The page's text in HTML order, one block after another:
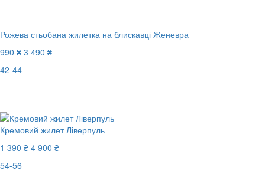
Рожева стьобана жилетка на блискавці Женевра
990 ₴ 3 490 ₴
42-44
Кремовий жилет Ліверпуль
1 390 ₴ 4 900 ₴
54-56